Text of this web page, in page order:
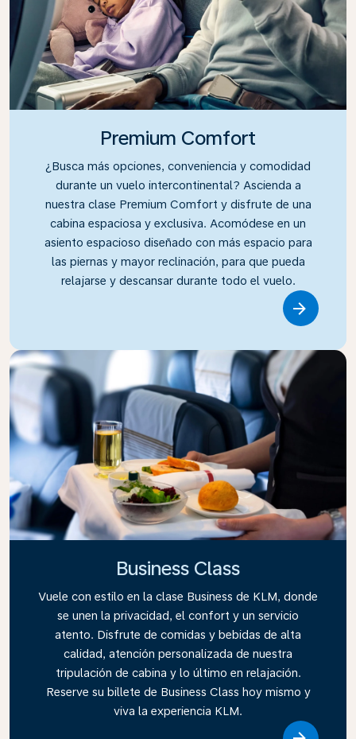
Premium Comfort
¿Busca más opciones, conveniencia y comodidad
durante un vuelo intercontinental? Ascienda a
nuestra clase Premium Comfort y disfrute de una
cabina espaciosa y exclusiva. Acomódese en un
asiento espacioso diseñado con más espacio para
las piernas y mayor reclinación, para que pueda
relajarse y descansar durante todo el vuelo.
Business Class
Vuele con estilo en la clase Business de KLM, donde
se unen la privacidad, el confort y un servicio
atento. Disfrute de comidas y bebidas de alta
calidad, atención personalizada de nuestra
tripulación de cabina y lo último en relajación.
Reserve su billete de Business Class hoy mismo y
viva la experiencia KLM.